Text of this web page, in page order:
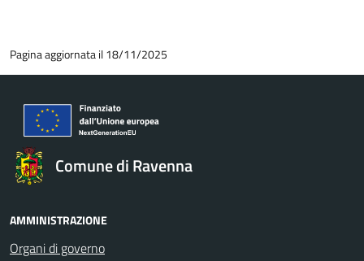
Pagina aggiornata il 18/11/2025
Comune di Ravenna
AMMINISTRAZIONE
Organi di governo